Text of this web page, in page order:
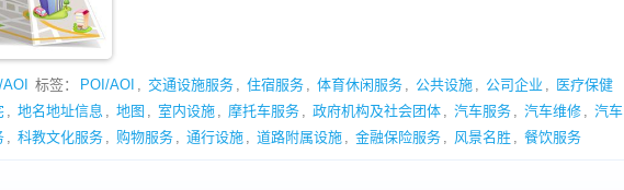
标签： POI/AOI , 交通设施服务 , 住宿服务 , 体育休闲服务 , 公共设施 , 公司企业 , 医疗保健
, 地名地址信息 , 地图 , 室内设施 , 摩托车服务 , 政府机构及社会团体 , 汽车服务 , 汽车维修 , 汽车
, 科教文化服务 , 购物服务 , 通行设施 , 道路附属设施 , 金融保险服务 , 风景名胜 , 餐饮服务